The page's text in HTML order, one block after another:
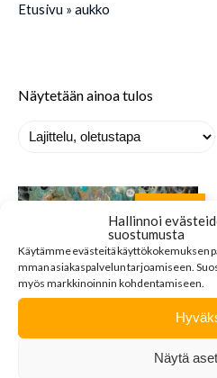
Hallinnoi
suostumusta
Käytämmeevästeitäkäyttökokemuksen
mmanasiakaspalveluntarjoamiseen
myös markkinoinnin kohdentamiseen.
Näytä
Etusivu » aukko
Näytetään ainoa tulos